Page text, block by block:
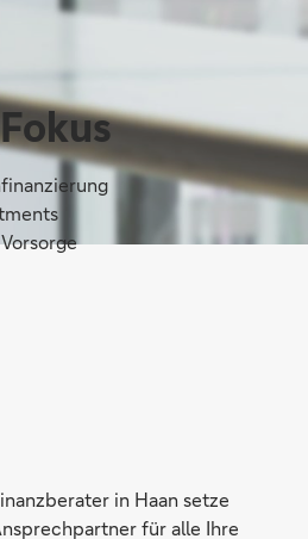
in Haan setze
für alle Ihre